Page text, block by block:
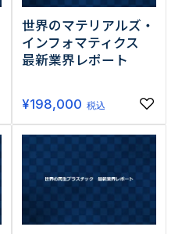
世界のマテリアルズ・
インフォマティクス
最新業界レポート
¥198,000 税込